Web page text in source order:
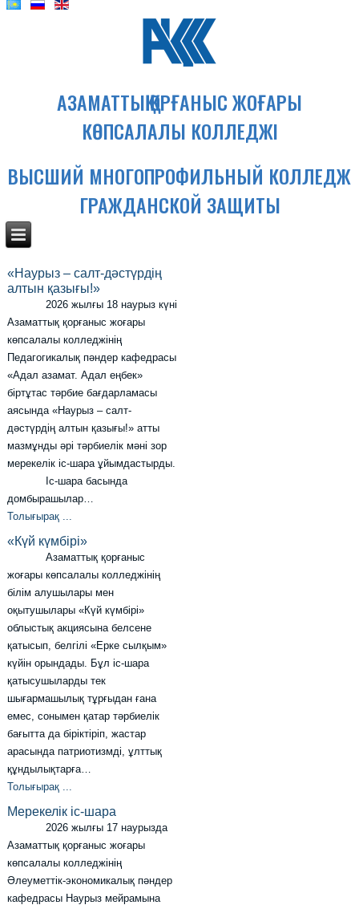
АЗАМАТТЫҚ ҚОРҒАНЫС ЖОҒАРЫ
КӨПСАЛАЛЫ КОЛЛЕДЖІ
ВЫСШИЙ МНОГОПРОФИЛЬНЫЙ КОЛЛЕДЖ
ГРАЖДАНСКОЙ ЗАЩИТЫ
«Наурыз – салт-дәстүрдің
алтын қазығы!»
2026 жылғы 18 наурыз күні
Азаматтық қорғаныс жоғары
көпсалалы колледжінің
Педагогикалық пәндер кафедрасы
«Адал азамат. Адал еңбек»
біртұтас тәрбие бағдарламасы
аясында «Наурыз – салт-
дәстүрдің алтын қазығы!» атты
мазмұнды әрі тәрбиелік мәні зор
мерекелік іс-шара ұйымдастырды.
Іс-шара басында
домбырашылар…
Толығырақ ...
«Күй күмбірі»
Азаматтық қорғаныс
жоғары көпсалалы колледжінің
білім алушылары мен
оқытушылары «Күй күмбірі»
облыстық акциясына белсене
қатысып, белгілі «Ерке сылқым»
күйін орындады. Бұл іс-шара
қатысушыларды тек
шығармашылық тұрғыдан ғана
емес, сонымен қатар тәрбиелік
бағытта да біріктіріп, жастар
арасында патриотизмді, ұлттық
құндылықтарға…
Толығырақ ...
Мерекелік іс-шара
2026 жылғы 17 наурызда
Азаматтық қорғаныс жоғары
көпсалалы колледжінің
Әлеуметтік-экономикалық пәндер
кафедрасы Наурыз мейрамына